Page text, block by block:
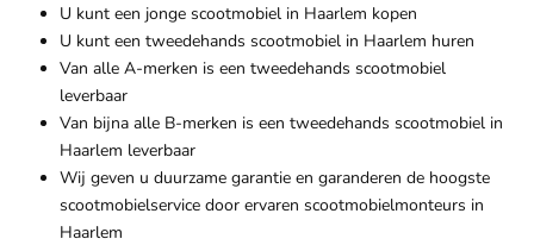
U kunt een jonge scootmobiel in Haarlem kopen
U kunt een tweedehands scootmobiel in Haarlem huren
Van alle A-merken is een tweedehands scootmobiel
leverbaar
Van bijna alle B-merken is een tweedehands scootmobiel in
Haarlem leverbaar
Wij geven u duurzame garantie en garanderen de hoogste
scootmobielservice door ervaren scootmobielmonteurs in
Haarlem